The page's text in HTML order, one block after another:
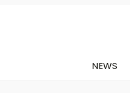
NEWS